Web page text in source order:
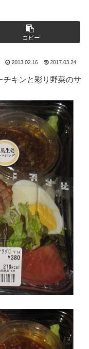
コピー
2013.02.16 2017.03.24
キンと彩り野菜のサ